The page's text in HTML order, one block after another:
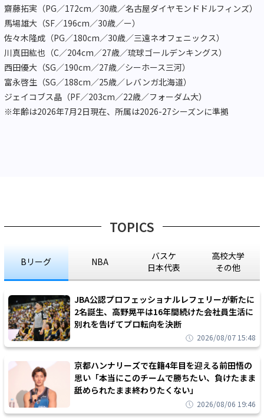
齋藤拓実（PG／172cm／30歳／名古屋ダイヤモンドドルフィンズ）
馬場雄大（SF／196cm／30歳／ー）
佐々木隆成（PG／180cm／30歳／三遠ネオフェニックス）
川真田紘也（C／204cm／27歳／琉球ゴールデンキングス）
西田優大（SG／190cm／27歳／シーホース三河）
富永啓生（SG／188cm／25歳／レバンガ北海道）
ジェイコブス晶（PF／203cm／22歳／フォーダム大）
※年齢は2026年7月2日現在、所属は2026-27シーズンに準拠
TOPICS
Bリーグ NBA
バスケ
日本代表
高校大学
その他
JBA公認プロフェッショナルレフェリーが新たに
2名誕生、高野晃平は16年間続けた会社員生活に
別れを告げてプロ転向を決断
2026/08/07 15:48
京都ハンナリーズで在籍4年目を迎える前田悟の
思い「本当にこのチームで勝ちたい、負けたまま
舐められたまま終わりたくない」
2026/08/06 19:46